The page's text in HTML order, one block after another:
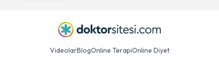
VideolarBlogOnline TerapiOnline Diyet